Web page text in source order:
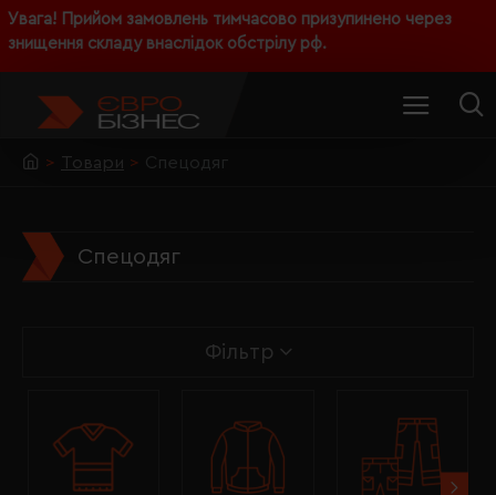
Увага! Прийом замовлень тимчасово призупинено через
знищення складу внаслідок обстрілу рф.
Товари Спецодяг
Спецодяг
Фільтр